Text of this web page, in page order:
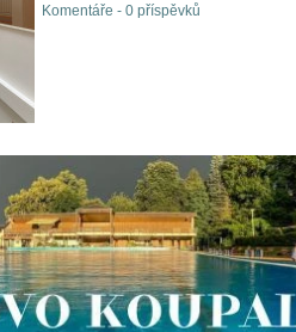
Komentáře - 0 příspěvků